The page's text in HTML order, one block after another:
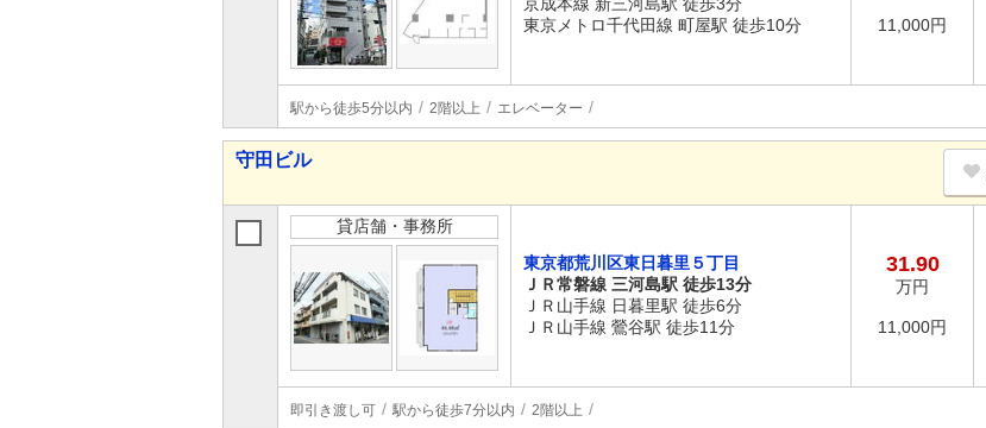
東京メトロ千代田線 町屋駅 徒歩10分
11,000円
駅から徒歩5分以内 2階以上 エレベーター
守田ビル
貸店舗・事務所
東京都荒川区東日暮里５丁目
ＪＲ常磐線 三河島駅 徒歩13分
ＪＲ山手線 日暮里駅 徒歩6分
ＪＲ山手線 鶯谷駅 徒歩11分
31.90
万円
11,000円
即引き渡し可 駅から徒歩7分以内 2階以上